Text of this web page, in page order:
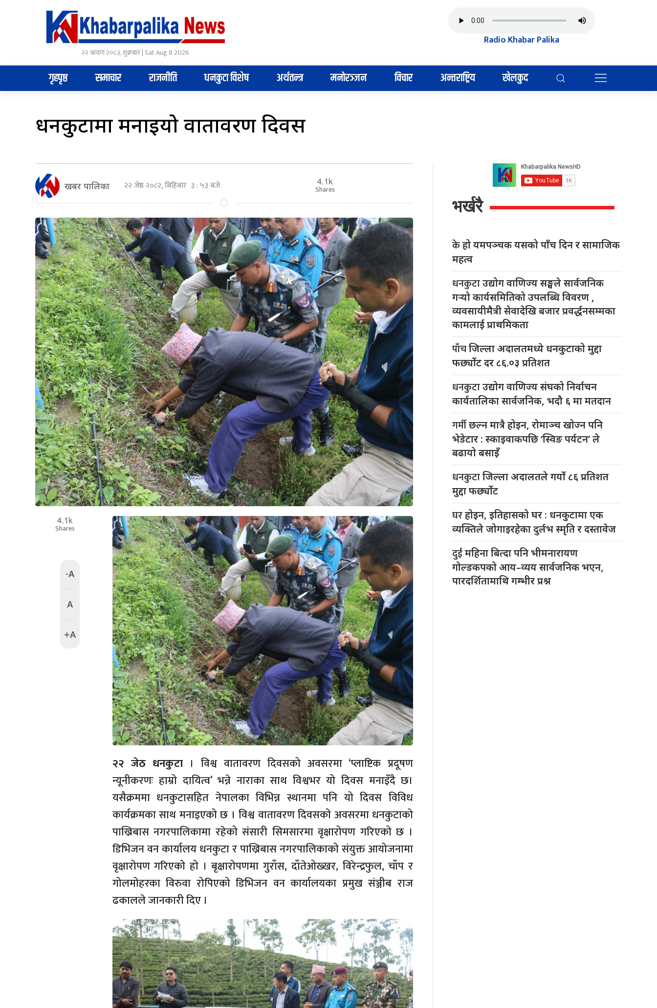
२२ श्रावण २०८३, शुक्रबार | Sat Aug 8 2026
Radio Khabar Palika
गृहपृष्ठ समाचार राजनीति धनकुटा विशेष अर्थतन्त्र मनोरञ्जन विचार अन्तराष्ट्रिय खेलकुद
धनकुटामा मनाइयो वातावरण दिवस
खबर पालिका २२ जेष्ठ २०८२, बिहिबार ३ : ५३ बजे 4.1k
Shares
4.1k
Shares
-A
A
+A
२२ जेठ धनकुटा। विश्व वातावरण दिवसको अवसरमा ‘प्लाष्टिक प्रदूषण
न्यूनीकरणः हाम्रो दायित्व’ भन्ने नाराका साथ विश्वभर यो दिवस मनाइँदै छ।
यसैक्रममा धनकुटासहित नेपालका विभिन्न स्थानमा पनि यो दिवस विविध
कार्यक्रमका साथ मनाइएको छ । विश्व वातावरण दिवसको अवसरमा धनकुटाको
पाख्रिबास नगरपालिकामा रहेको संसारी सिमसारमा वृक्षारोपण गरिएको छ ।
डिभिजन वन कार्यालय धनकुटा र पाख्रिबास नगरपालिकाको संयुक्त आयोजनामा
वृक्षारोपण गरिएको हो । बृक्षारोपणमा गुराँस, दाँतेओख्खर, विरेन्द्रफुल, चाँप र
गोलमोहरका विरुवा रोपिएको डिभिजन वन कार्यालयका प्रमुख संञ्जीब राज
ढकालले जानकारी दिए ।
भर्खरै
केहो यमपञ्चक यसको पाँच दिन र सामाजिक
महत्व
धनकुटाउद्योग वाणिज्य सङ्घले सार्वजनिक
गर्‍यो कार्यसमितिको उपलब्धि विवरण ,
व्यवसायीमैत्री सेवादेखि बजार प्रवर्द्धनसम्मका
कामलाई प्राथमिकता
पाँचजिल्ला अदालतमध्ये धनकुटाको मुद्दा
फर्छ्योट दर ८६.०३ प्रतिशत
धनकुटाउद्योग वाणिज्य संघको निर्वाचन
कार्यतालिका सार्वजनिक, भदौ ६ मा मतदान
गर्मीछल्न मात्रै होइन, रोमाञ्च खोज्न पनि
भेडेटार : स्काइवाकपछि ‘स्विङ पर्यटन’ ले
बढायो बसाइँ
धनकुटाजिल्ला अदालतले गर्यो ८६ प्रतिशत
मुद्दा फर्छ्योट
घरहोइन, इतिहासको घर : धनकुटामा एक
व्यक्तिले जोगाइरहेका दुर्लभ स्मृति र दस्तावेज
दुईमहिना बित्दा पनि भीमनारायण
गोल्डकपको आय–व्यय सार्वजनिक भएन,
पारदर्शितामाथि गम्भीर प्रश्न